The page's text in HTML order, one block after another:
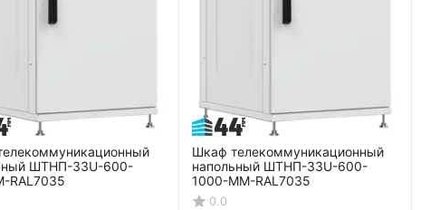
ШТНП-33U-600-
RAL7035
Шкаф телекоммуникационный
напольный ШТНП-33U-600-
1000-ММ-RAL7035
0.0